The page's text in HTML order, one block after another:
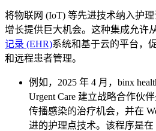
将物联网 (IoT) 等先进技术纳入护
增长提供巨大机会。这种集成允许
记录 (EHR)系统和基于云的平台，
和远程患者管理。
例如，2025 年 4 月，binx
Urgent Care 建立战略合作伙
传播感染的治疗机会，并在
进的护理点技术。该程序是